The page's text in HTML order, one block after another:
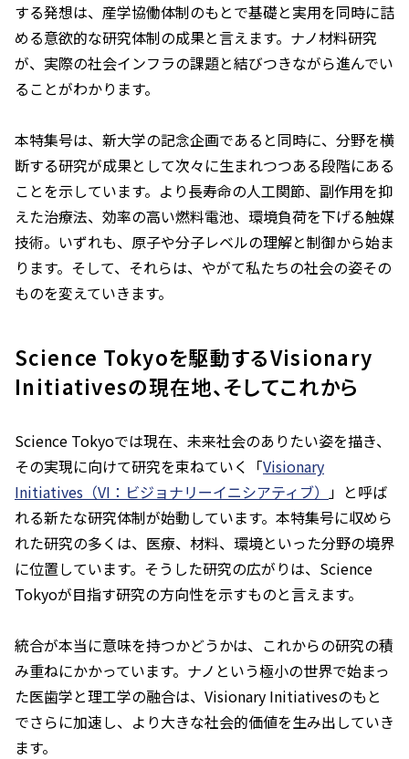
する発想は、産学協働体制のもとで基礎と実用を同時に詰
める意欲的な研究体制の成果と言えます。ナノ材料研究
が、実際の社会インフラの課題と結びつきながら進んでい
ることがわかります。
本特集号は、新大学の記念企画であると同時に、分野を横
断する研究が成果として次々に生まれつつある段階にある
ことを示しています。より長寿命の人工関節、副作用を抑
えた治療法、効率の高い燃料電池、環境負荷を下げる触媒
技術――。いずれも、原子や分子レベルの理解と制御から始ま
ります。そして、それらは、やがて私たちの社会の姿その
ものを変えていきます。
Science Tokyoを駆動するVisionary
Initiativesの現在地、そしてこれから
Science Tokyoでは現在、未来社会のありたい姿を描き、
その実現に向けて研究を束ねていく「Visionary
Initiatives（VI：ビジョナリーイニシアティブ） 」と呼ば
れる新たな研究体制が始動しています。本特集号に収めら
れた研究の多くは、医療、材料、環境といった分野の境界
に位置しています。そうした研究の広がりは、Science
Tokyoが目指す研究の方向性を示すものと言えます。
統合が本当に意味を持つかどうかは、これからの研究の積
み重ねにかかっています。ナノという極小の世界で始まっ
た医歯学と理工学の融合は、Visionary Initiativesのもと
でさらに加速し、より大きな社会的価値を生み出していき
ます。